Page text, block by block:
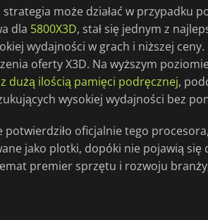
może działać w przypadku
dla 5800X3D, stał się jednym z
wydajności w grach i niższej
oferty X3D. Na wyższym
dużą ilością pamięci podręcznej,
wysokiej wydajności bez
potwierdziło oficjalnie tego
jako plotki, dopóki nie pojawią się
premier sprzętu i rozwoju